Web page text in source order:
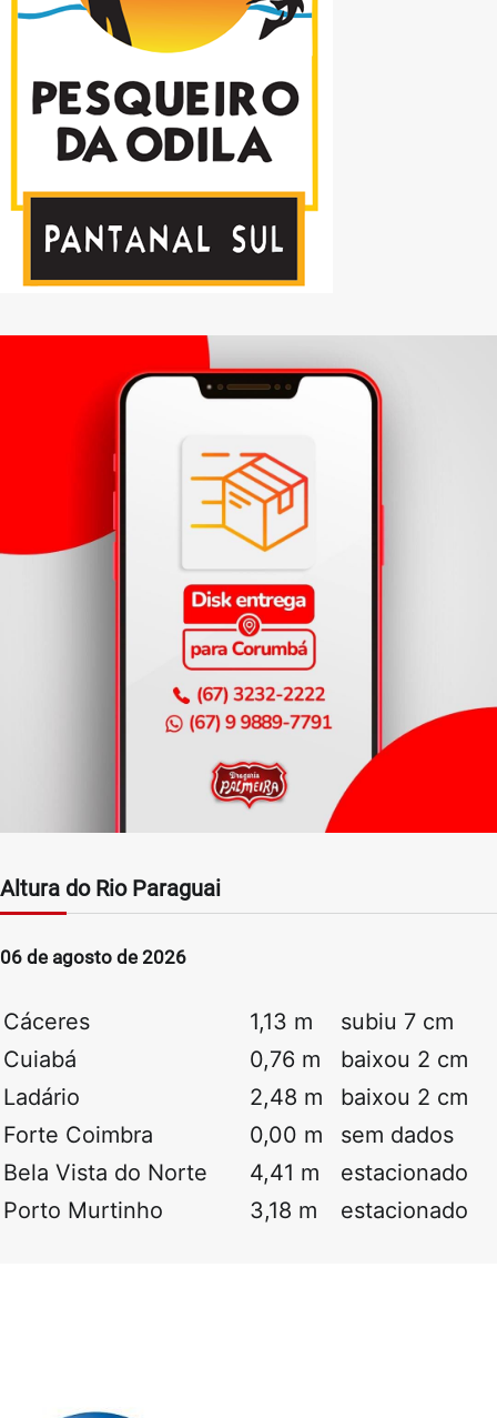
Altura do Rio Paraguai
06 de agosto de 2026
Cáceres 1,13 m
subiu 7 cm
Cuiabá
0,76 m
baixou 2 cm
Ladário
2,48 m
baixou 2 cm
Forte Coimbra
0,00 m
sem dados
Bela Vista do Norte
4,41 m
estacionado
Porto Murtinho
3,18 m estacionado